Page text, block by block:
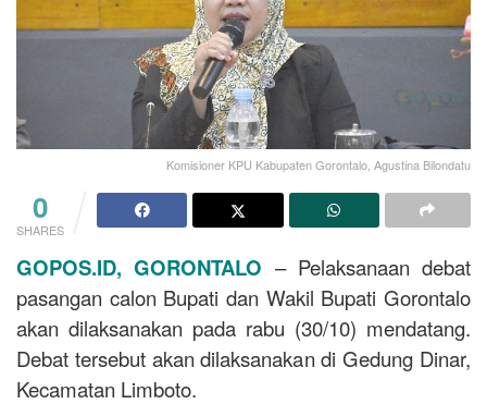
Komisioner KPU Kabupaten Gorontalo, Agustina Bilondatu
0
SHARES
GOPOS.ID, GORONTALO – Pelaksanaan debat
pasangan calon Bupati dan Wakil Bupati Gorontalo
akan dilaksanakan pada rabu (30/10) mendatang.
Debat tersebut akan dilaksanakan di Gedung Dinar,
Kecamatan Limboto.